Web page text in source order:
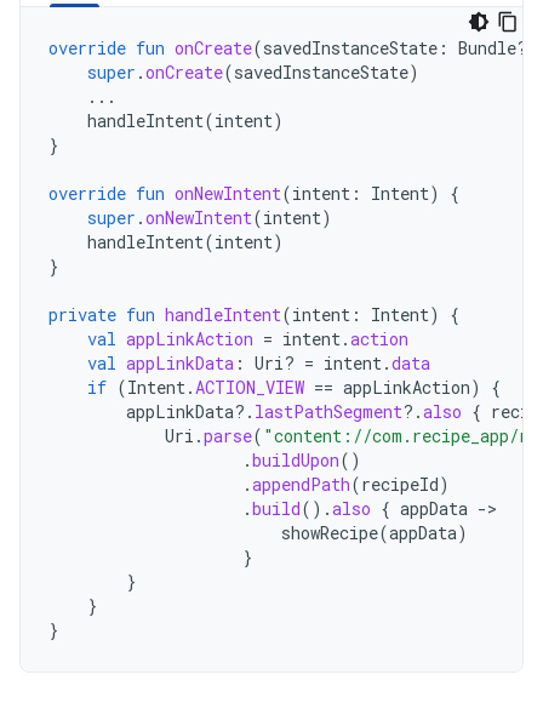
override fun onCreate(savedInstanceState : Bundle?)
super .onCreate(savedInstanceState)
...
handleIntent(intent)
}
override fun onNewIntent(intent : Intent)
{
super .onNewIntent(intent)
handleIntent(intent)
}
private fun handleIntent(intent : Intent)
{
val appLinkAction = intent.action
val appLinkData : Uri? = intent.data
if (Intent.ACTION_VIEW == appLinkAction)
{
appLinkData?. lastPathSegment?.also {
Uri .parse( "content://com.recipe_app/
.buildUpon()
.appendPath(recipeId)
.build().also { appData -
showRecipe(appData)
}
}
}
}